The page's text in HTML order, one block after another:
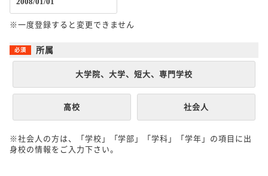
※一度登録すると変更できません
所属
大学院、大学、短大、専門学校
高校 社会人
※社会人の方は、「学校」「学部」「学科」「学年」の項目に出
身校の情報をご入力下さい。